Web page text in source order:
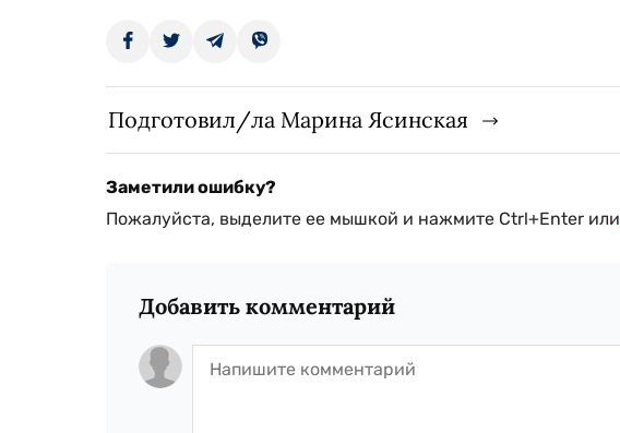
Подготовил/ла Марина Ясинская
Заметили ошибку?
Пожалуйста, выделите ее мышкой и нажмите Ctrl+Enter или
Добавить комментарий